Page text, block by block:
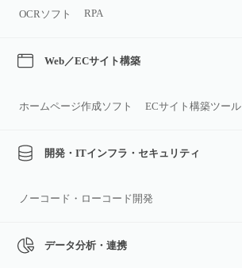
OCRソフト
RPA
Web／ECサイト構築
ホームページ作成ソフト ECサイト構築ツール
開発・ITインフラ・セキュリティ
ノーコード・ローコード開発
データ分析・連携